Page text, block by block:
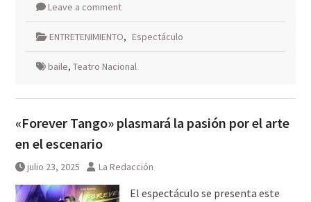
Leave a comment
ENTRETENIMIENTO, Espectáculo
baile, Teatro Nacional
«Forever Tango» plasmará la pasión por el arte
en el escenario
julio 23, 2025 La Redacción
El espectáculo se presenta este